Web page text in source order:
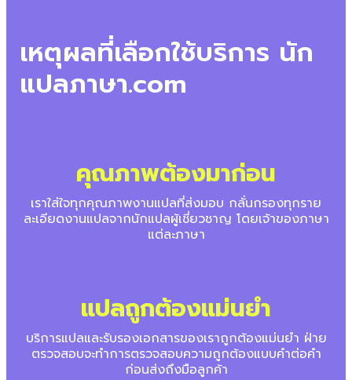
เหตุผลที่เลือกใช้บริการ นัก
แปลภาษา.com
คุณภาพต้องมาก่อน
เราใส่ใจทุกคุณภาพงานแปลที่ส่งมอบ กลั่นกรองทุกราย
ละเอียดงานแปลจากนักแปลผู้เชี่ยวชาญ โดยเจ้าของภาษา
แต่ละภาษา
แปลถูกต้องแม่นยำ
บริการแปลและรับรองเอกสารของเราถูกต้องแม่นยำ ฝ่าย
ตรวจสอบจะทำการตรวจสอบความถูกต้องแบบคำต่อคำ
ก่อนส่งถึงมือลูกค้า